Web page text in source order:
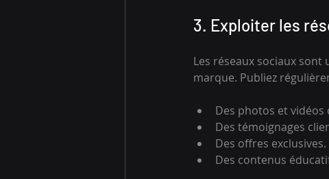
3. Exploiter les
Les réseaux sociaux
marque. Publiez
Des photos et vidéos
Des témoignages
Des offres exclusives.
Des contenus